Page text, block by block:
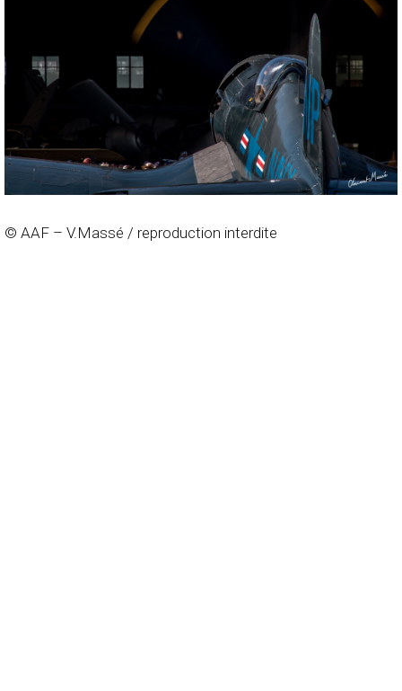
© AAF – V.Massé / reproduction interdite